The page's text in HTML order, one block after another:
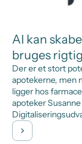
AI kan
bruges
Der er et stort
apotekerne, men
ligger hos
apoteker